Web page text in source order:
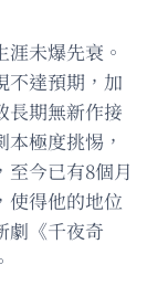
未爆先衰。
不達預期，加
長期無新作接
極度挑惕，
至今已有8個月
使得他的地位
劇《千夜奇